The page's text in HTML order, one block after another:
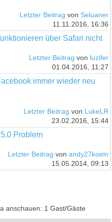
Letzter Beitrag von Seluaner
11.11.2016, 16:36
über Safari nicht
Letzter Beitrag von luzifer
01.04.2016, 11:27
immer wieder neu
Letzter Beitrag von
LukeLR
23.02.2016, 15:44
Problem
Letzter Beitrag von andy27koeln
15.05.2014, 09:13
anschauen: 1 Gast/Gäste